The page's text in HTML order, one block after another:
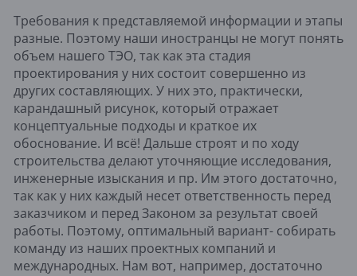
Требования к представляемой информации и этапы
разные. Поэтому наши иностранцы не могут понять
объем нашего ТЭО, так как эта стадия
проектирования у них состоит совершенно из
других составляющих. У них это, практически,
карандашный рисунок, который отражает
концептуальные подходы и краткое их
обоснование. И всё! Дальше строят и по ходу
строительства делают уточняющие исследования,
инженерные изыскания и пр. Им этого достаточно,
так как у них каждый несет ответственность перед
заказчиком и перед Законом за результат своей
работы. Поэтому, оптимальный вариант- собирать
команду из наших проектных компаний и
международных. Нам вот, например, достаточно